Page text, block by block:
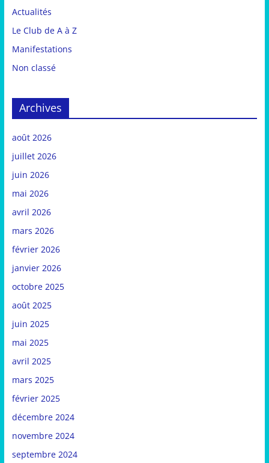
Actualités
Le Club de A à Z
Manifestations
Non classé
Archives
août 2026
juillet 2026
juin 2026
mai 2026
avril 2026
mars 2026
février 2026
janvier 2026
octobre 2025
août 2025
juin 2025
mai 2025
avril 2025
mars 2025
février 2025
décembre 2024
novembre 2024
septembre 2024